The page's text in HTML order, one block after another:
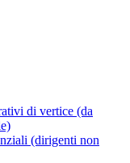
di vertice (da
(dirigenti non